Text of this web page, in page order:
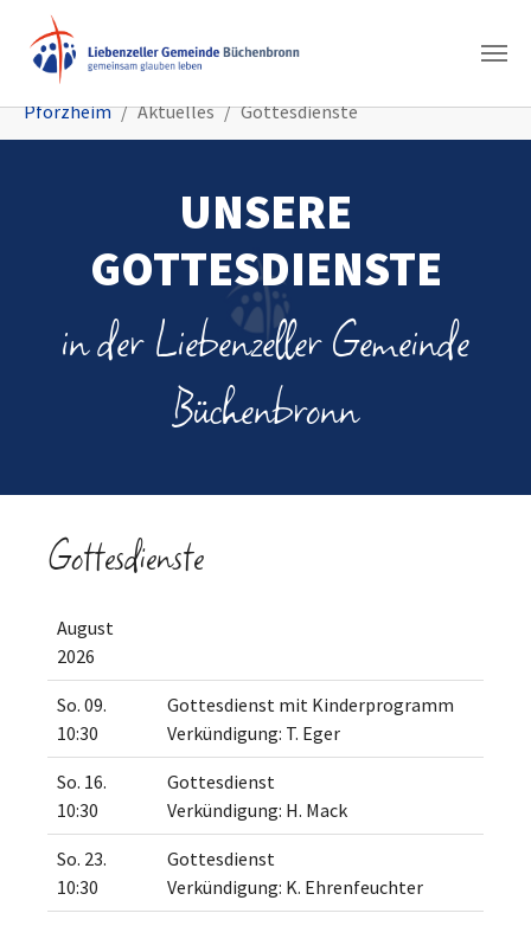
Pforzheim Aktuelles Gottesdienste
UNSERE
GOTTESDIENSTE
in der Liebenzeller Gemeinde
Büchenbronn
Gottesdienste
August
2026
So. 09.
10:30
Gottesdienst mit Kinderprogramm
Verkündigung: T. Eger
So. 16.
10:30
Gottesdienst
Verkündigung: H. Mack
So. 23.
10:30
Gottesdienst
Verkündigung: K. Ehrenfeuchter